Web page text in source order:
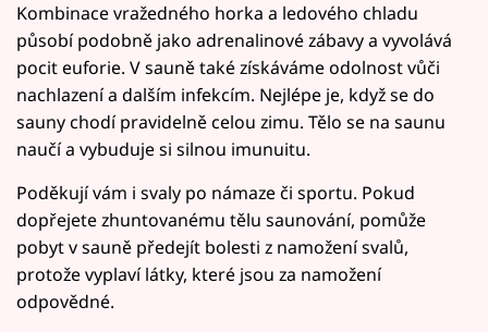
Kombinace vražedného horka a ledového chladu
působí podobně jako adrenalinové zábavy a vyvolává
pocit euforie. V sauně také získáváme odolnost vůči
nachlazení a dalším infekcím. Nejlépe je, když se do
sauny chodí pravidelně celou zimu. Tělo se na saunu
naučí a vybuduje si silnou imunuitu.
Poděkují vám i svaly po námaze či sportu. Pokud
dopřejete zhuntovanému tělu saunování, pomůže
pobyt v sauně předejít bolesti z namožení svalů,
protože vyplaví látky, které jsou za namožení
odpovědné.